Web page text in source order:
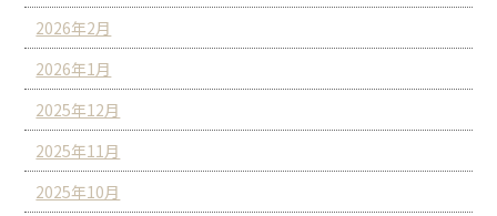
2026年2月
2026年1月
2025年12月
2025年11月
2025年10月